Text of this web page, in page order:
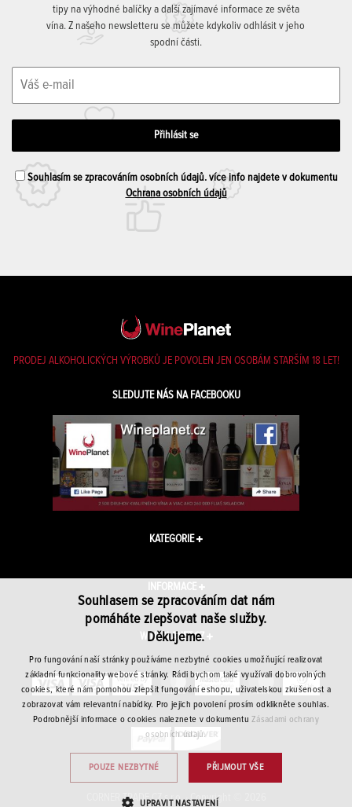
tipy na výhodné balíčky a další zajímavé informace ze světa
vína. Z našeho newsletteru se můžete kdykoliv odhlásit v jeho
spodní části.
Souhlasím se zpracováním osobních údajů. více info najdete v dokumentu
Ochrana osobních údajů
PRODEJ ALKOHOLICKÝCH VÝROBKŮ JE POVOLEN JEN OSOBÁM STARŠÍM 18 LET!
SLEDUJTE NÁS NA FACEBOOKU
KATEGORIE
INFORMACE
WINEPLANET.CZ
CORNER TRADE CZ s.r.o. · Copyright © 2026
Souhlasem se zpracováním dat nám
pomáháte zlepšovat naše služby.
Děkujeme.
Pro fungování naší stránky používáme nezbytné cookies umožňující realizovat
základní funkcionality webové stránky. Rádi bychom také využívali dobrovolných
cookies, které nám pomohou zlepšit fungování eshopu, uživatelskou zkušenost a
zobrazovat vám relevantní nabídky. Pro jejich povolení prosím odklikněte souhlas.
Podrobnější informace o cookies naleznete v dokumentuZásadami ochrany
osobních údajů.
PŘIJMOUT VŠE
POUZE NEZBYTNÉ
UPRAVIT NASTAVENÍ